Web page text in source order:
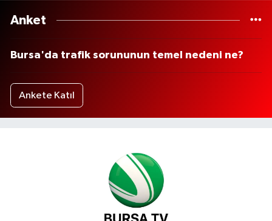
Anket
Bursa'da trafik sorununun temel nedeni ne?
Ankete Katıl